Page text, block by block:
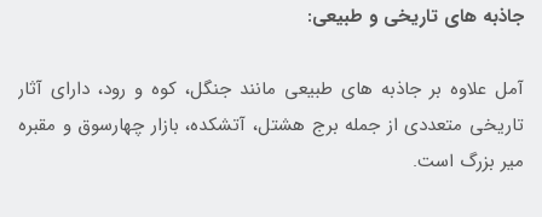
جاذبه های تاریخی و طبیعی:
آمل علاوه بر جاذبه های طبیعی مانند جنگل، کوه و رود، دارای آثار
تاریخی متعددی از جمله برج هشتل، آتشکده، بازار چهارسوق و مقبره
میر بزرگ است.